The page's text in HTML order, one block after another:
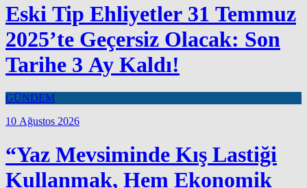
Eski Tip Ehliyetler 31 Temmuz
2025’te Geçersiz Olacak: Son
Tarihe 3 Ay Kaldı!
GÜNDEM
10 Ağustos 2026
“Yaz Mevsiminde Kış Lastiği
Kullanmak, Hem Ekonomik